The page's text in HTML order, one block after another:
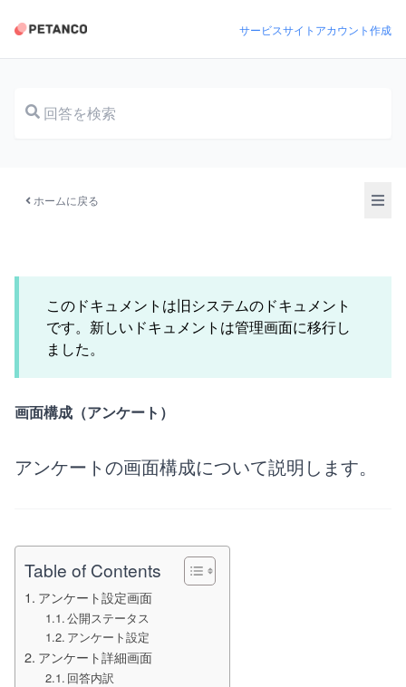
ドキュメント サービスサイト アカウント作成
ホームに戻る
このドキュメントは旧システムのドキュメント
です。新しいドキュメントは管理画面に移行し
ました。
画面構成（アンケート）
アンケートの画面構成について説明します。
Table of Contents
アンケート設定画面
公開ステータス
アンケート設定
アンケート詳細画面
回答内訳